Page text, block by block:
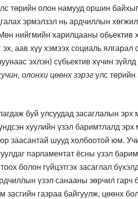
төрийн олон намууд оршин байхыг
эрмэлзэл нь ардчиллын
нийгмийн харилцааны обьектив
эх, аав хүу хэмээх социаль
эхлэн) сүбьектив хүчин зүйлд
олонхи цөөнх зэрэг улс
буй улсуудад засаглалын эрх
хуулийн үзэл баримтлалд
заасантай шууд холбоотой юм.
парламентат ёсны үзэл
болон гүйцэтгэх засаглал
үзэл санааны зөрчил гарч
засгийн газраа байгуулж, цөөнх